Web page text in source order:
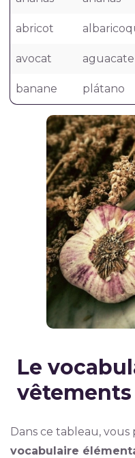
abricot
avocat aguacate
banane plátano
Le
vêtements
Dans ce tableau,
vocabulaire